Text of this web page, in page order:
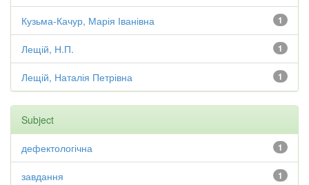
1
Кузьма-Качур, Марія Іванівна
1
Лещій, Н.П.
1
Лещій, Наталія Петрівна
Subject
1
дефектологічна
1
завдання